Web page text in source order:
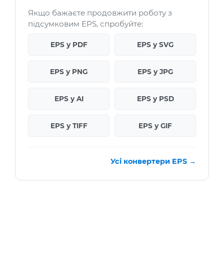
Якщо бажаєте продовжити роботу з
підсумковим EPS, спробуйте:
EPS у PDF EPS у SVG
EPS у PNG EPS у JPG
EPS у AI EPS у PSD
EPS у TIFF EPS у GIF
Усі конвертери EPS →